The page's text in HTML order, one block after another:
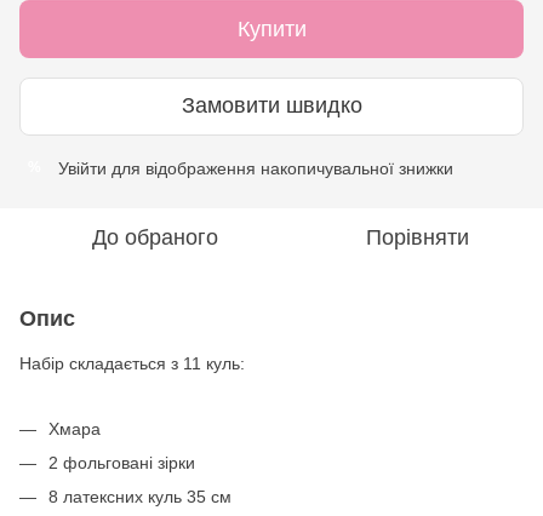
Купити
Замовити швидко
Увійти для відображення накопичувальної знижки
До обраного Порівняти
Опис
Набір складається з 11 куль:
Хмара
2 фольговані зірки
8 латексних куль 35 см